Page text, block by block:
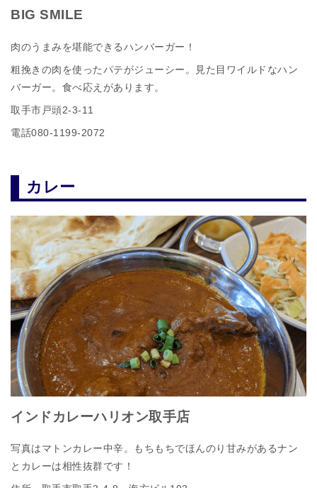
BIG SMILE
肉のうまみを堪能できるハンバーガー！
粗挽きの肉を使ったパテがジューシー。見た目ワイルドなハン
バーガー。食べ応えがあります。
取手市戸頭2‐3‐11
電話080‐1199‐2072
カレー
インドカレーハリオン取手店
写真はマトンカレー中辛。もちもちでほんのり甘みがあるナン
とカレーは相性抜群です！